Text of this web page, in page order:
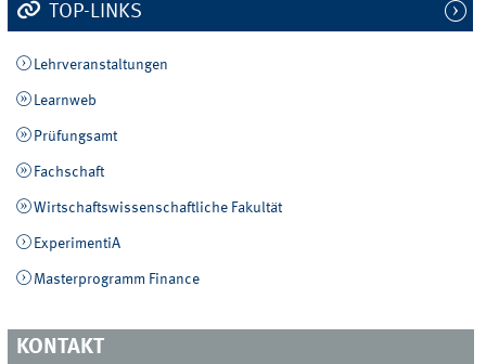
TOP-LINKS
Lehrveranstaltungen
Learnweb
Prüfungsamt
Fachschaft
Wirtschaftswissenschaftliche Fakultät
ExperimentiA
Masterprogramm Finance
KONTAKT